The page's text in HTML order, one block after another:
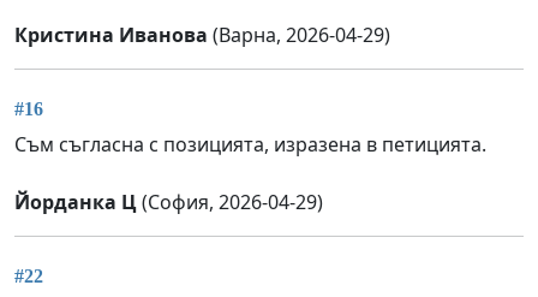
Кристина Иванова (Варна, 2026-04-29)
#16
Съм съгласна с позицията, изразена в петицията.
Йорданка Ц(София, 2026-04-29)
#22